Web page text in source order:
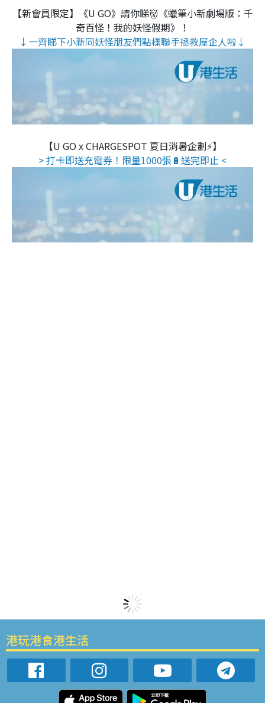
【新會員限定】《U GO》請你睇👹《蠟筆小新劇場版：千
奇百怪！我的妖怪假期》！
↓一齊睇下小新同妖怪朋友們點樣聯手拯救屋企人啦↓
【U GO x CHARGESPOT 夏日消暑企劃⚡】
> 打卡即送充電券！限量1000張🔋送完即止 <
港玩港食港生活